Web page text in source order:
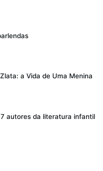
a Vida de Uma Menina
autores da literatura infantil